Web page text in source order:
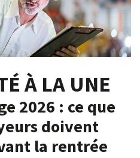
À LA UNE
2026 : ce que
doivent
la rentrée